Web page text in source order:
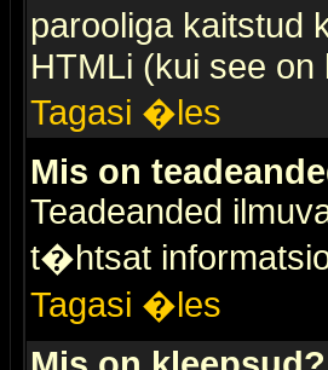
parooliga kaitstud
HTMLi (kui see on
Tagasi �les
Mis on
Teadeanded
t�htsat
Tagasi �les